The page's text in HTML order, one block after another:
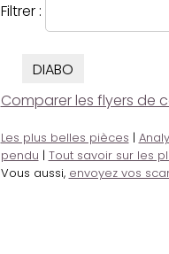
Filtrer :
DIABO
Comparer les flyers de
Les plus belles pièces |
pendu | Tout savoir sur les
Vous aussi, envoyez vos